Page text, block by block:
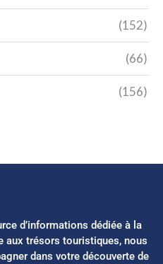
(152)
(66)
(156)
d’informations dédiée à la
aux trésors touristiques, nous
dans votre découverte de